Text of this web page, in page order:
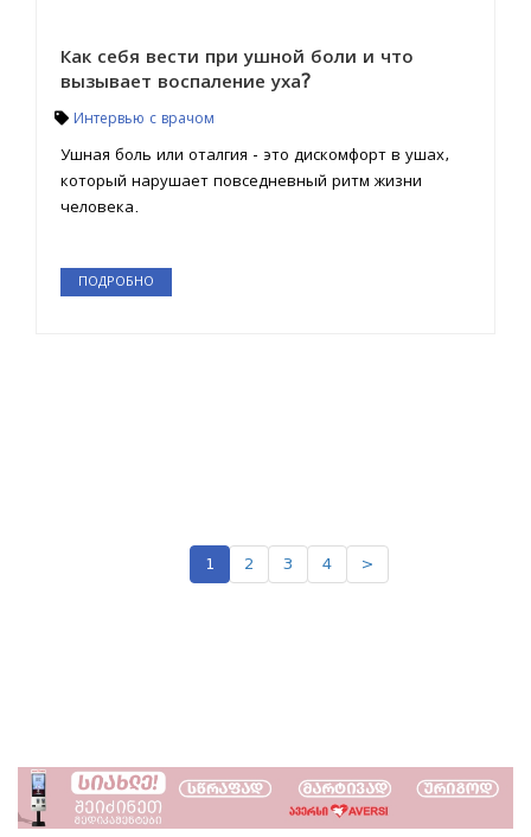
Как себя вести при ушной боли и что
вызывает воспаление уха?
Интервью с врачом
Ушная боль или оталгия - это дискомфорт в ушах,
который нарушает повседневный ритм жизни
человека.
ПОДРОБНО
1 2 3 4 >